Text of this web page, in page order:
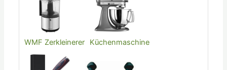
WMF Zerkleinerer Küchenmaschine